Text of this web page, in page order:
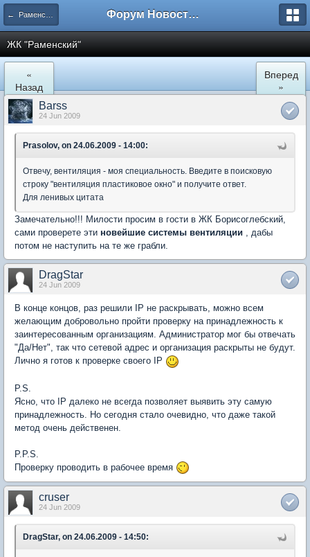
← Раменское Форум Новостройки
ЖК "Рaменский"
«
Назад
Вперед
»
Barss
24 Jun 2009
Prasolov, on 24.06.2009 - 14:00:
Отвечу, вентиляция - моя специальность. Введите в поисковую
строку "вентиляция пластиковое окно" и получите ответ.
Для ленивых цитата
Замечательно!!! Милости просим в гости в ЖК Борисоглебский,
сами проверете эти новейшие системы вентиляции , дабы
потом не наступить на те же грабли.
DragStar
24 Jun 2009
В конце концов, раз решили IP не раскрывать, можно всем
желающим добровольно пройти проверку на принадлежность к
заинтересованным организациям. Администратор мог бы отвечать
"Да/Нет", так что сетевой адрес и организация раскрыты не будут.
Лично я готов к проверке своего IP
P.S.
Ясно, что IP далеко не всегда позволяет выявить эту самую
принадлежность. Но сегодня стало очевидно, что даже такой
метод очень действенен.
P.P.S.
Проверку проводить в рабочее время
cruser
24 Jun 2009
DragStar, on 24.06.2009 - 14:50: